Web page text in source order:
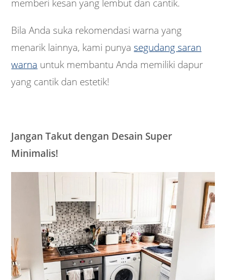
memberi kesan yang lembut dan cantik.
Bila Anda suka rekomendasi warna yang
menarik lainnya, kami punyasegudang saran
warna untuk membantu Anda memiliki dapur
yang cantik dan estetik!
Jangan Takut dengan Desain Super
Minimalis!